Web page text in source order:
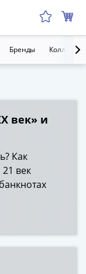
Бренды
век» и
Как
век